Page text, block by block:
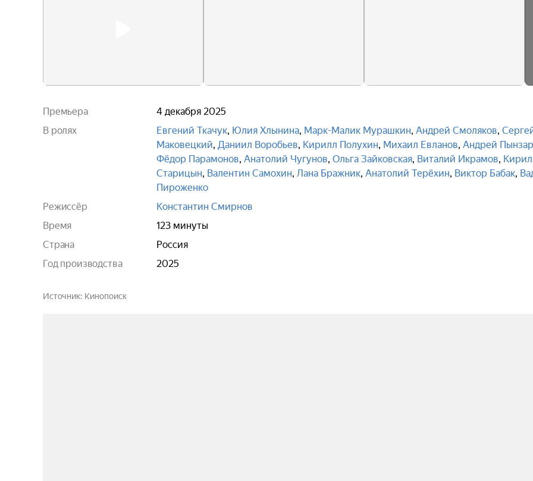
Премьера
4 декабря 2025
В ролях
Евгений Ткачук, Юлия Хлынина, Марк-Малик Мурашкин, Андрей Смоляков,
Маковецкий, Даниил Воробьев, Кирилл Полухин, Михаил Евланов, Андрей
Фёдор Парамонов, Анатолий Чугунов, Ольга Зайковская, Виталий Икрамов,
Старицын, Валентин Самохин, Лана Бражник, Анатолий Терёхин, Виктор Бабак,
Пироженко
Режиссёр
Константин Смирнов
Время
123 минуты
Страна
Россия
Год производства
2025
Источник Кинопоиск